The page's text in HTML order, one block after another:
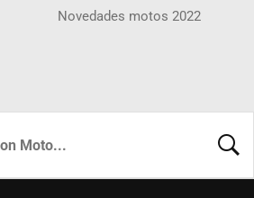
Novedades motos 2022